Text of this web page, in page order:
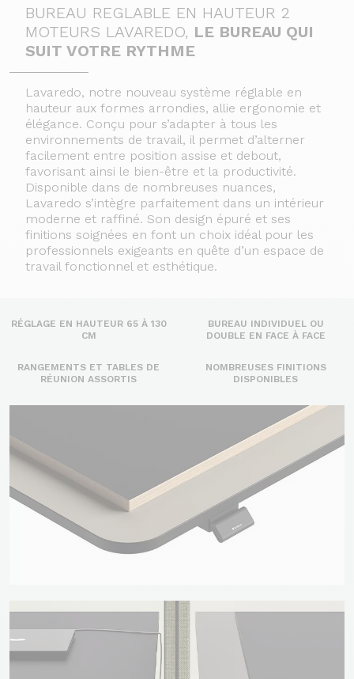
BUREAU REGLABLE EN HAUTEUR 2
MOTEURS LAVAREDO, LE BUREAU QUI
SUIT VOTRE RYTHME
Lavaredo, notre nouveau système réglable en
hauteur aux formes arrondies, allie ergonomie et
élégance. Conçu pour s’adapter à tous les
environnements de travail, il permet d’alterner
facilement entre position assise et debout,
favorisant ainsi le bien-être et la productivité.
Disponible dans de nombreuses nuances,
Lavaredo s’intègre parfaitement dans un intérieur
moderne et raffiné. Son design épuré et ses
finitions soignées en font un choix idéal pour les
professionnels exigeants en quête d’un espace de
travail fonctionnel et esthétique.
RÉGLAGE EN HAUTEUR 65 À 130
CM
BUREAU INDIVIDUEL OU
DOUBLE EN FACE À FACE
RANGEMENTS ET TABLES DE
RÉUNION ASSORTIS
NOMBREUSES FINITIONS
DISPONIBLES